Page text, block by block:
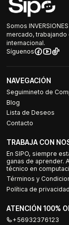
Somos
mercado,
internacional.
Síguenos
NAVEGACIÓN
Seguimineto de
Blog
Lista de Deseos
Contacto
TRABAJA CON
En SIPO, siempre
ganas de aprender.
técnico en
Términos y
Política de privacidad
ATENCIÓN 100%
+56932376123